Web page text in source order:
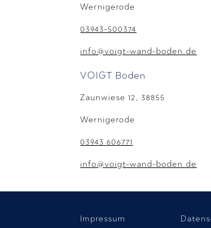
Wernigerode
03943-500374
info@voigt-wand-boden.de
VOIGT Boden
Zaunwiese 12,38855
Wernigerode
03943 606771
info@voigt-wand-boden.de
Impressum